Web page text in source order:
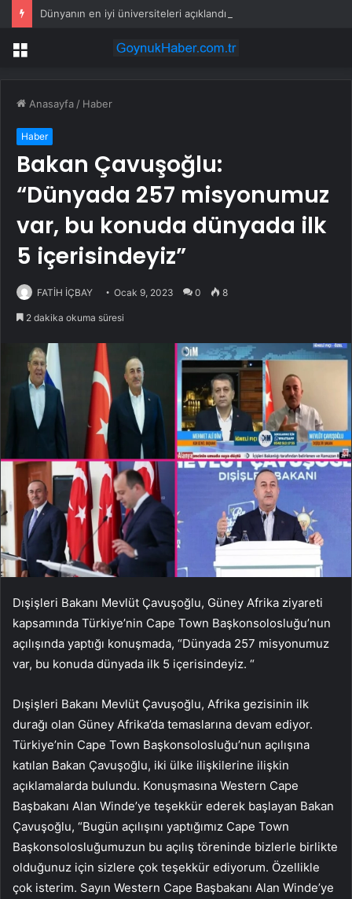
Menü
Anasayfa / Haber
Haber
Bakan Çavuşoğlu:
“Dünyada 257 misyonumuz
var, bu konuda dünyada ilk
5 içerisindeyiz”
FATİH İÇBAY Ocak 9, 2023 0 8
2 dakika okuma süresi
Dışişleri Bakanı Mevlüt Çavuşoğlu, Güney Afrika ziyareti
kapsamında Türkiye’nin Cape Town Başkonsolosluğu’nun
açılışında yaptığı konuşmada, “Dünyada 257 misyonumuz
var, bu konuda dünyada ilk 5 içerisindeyiz. “
Dışişleri Bakanı Mevlüt Çavuşoğlu, Afrika gezisinin ilk
durağı olan Güney Afrika’da temaslarına devam ediyor.
Türkiye’nin Cape Town Başkonsolosluğu’nun açılışına
katılan Bakan Çavuşoğlu, iki ülke ilişkilerine ilişkin
açıklamalarda bulundu. Konuşmasına Western Cape
Başbakanı Alan Winde’ye teşekkür ederek başlayan Bakan
Çavuşoğlu, “Bugün açılışını yaptığımız Cape Town
Başkonsolosluğumuzun bu açılış töreninde bizlerle birlikte
olduğunuz için sizlere çok teşekkür ediyorum. Özellikle
çok isterim. Sayın Western Cape Başbakanı Alan Winde’ye